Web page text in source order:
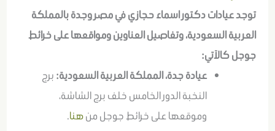
توجد عيادات دكتور اسماء حجازي في مصر وجدة بالمملكة
العربية السعودية، وتفاصيل العناوين ومواقعها على خرائط
جوجل كالآتي:
عيادة جدة، المملكة العربية السعودية: برج
النخبة الدور الخامس خلف برج الشاشة،
وموقعها على خرائط جوجل منهنا.